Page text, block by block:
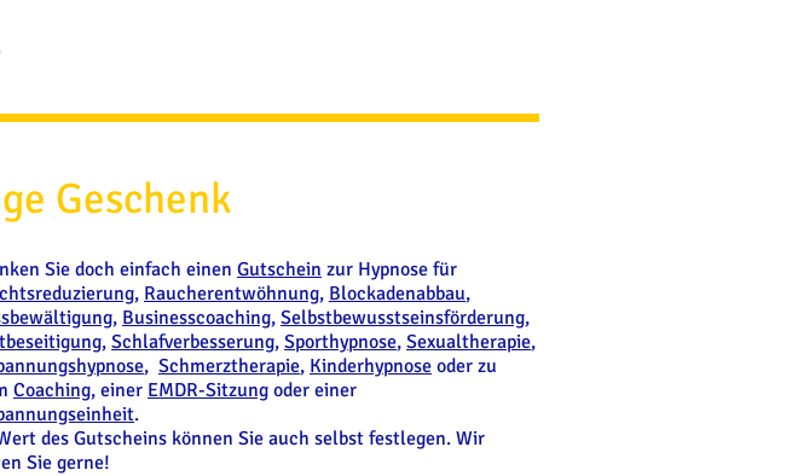
Geschenk
Sie doch einfach einen Gutschein zur Hypnose für
, Raucherentwöhnung, Blockadenabbau,
, Businesscoaching, Selbstbewusstseinsförderung,
, Schlafverbesserung, Sporthypnose, Sexualtherapie,
, Schmerztherapie, Kinderhypnose oder zu
Coaching, einer EMDR-Sitzung oder einer
.
des Gutscheins können Sie auch selbst festlegen. Wir
Sie gerne!